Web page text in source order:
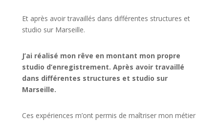
Et après avoir travaillés dans différentes structures et
studio sur Marseille.
J’ai réalisé mon rêve en montant mon propre
studio d’enregistrement. Après avoir travaillé
dans différentes structures et studio sur
Marseille.
Ces expériences m’ont permis de maîtriser mon métier